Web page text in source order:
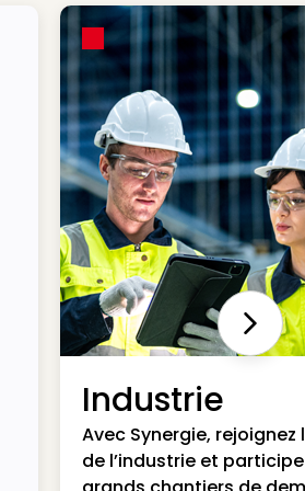
Industrie
Avec Synergie, rejoignez
de l’industrie et
Next